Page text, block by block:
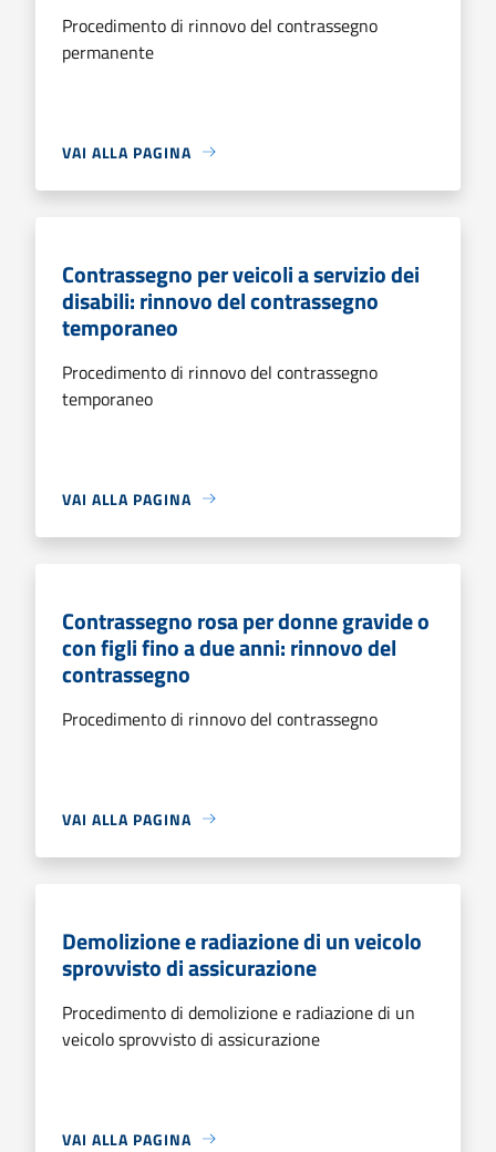
Procedimento di rinnovo del contrassegno
permanente
VAI ALLA PAGINA
Contrassegno per veicoli a servizio dei
disabili: rinnovo del contrassegno
temporaneo
Procedimento di rinnovo del contrassegno
temporaneo
VAI ALLA PAGINA
Contrassegno rosa per donne gravide o
con figli fino a due anni: rinnovo del
contrassegno
Procedimento di rinnovo del contrassegno
VAI ALLA PAGINA
Demolizione e radiazione di un veicolo
sprovvisto di assicurazione
Procedimento di demolizione e radiazione di un
veicolo sprovvisto di assicurazione
VAI ALLA PAGINA